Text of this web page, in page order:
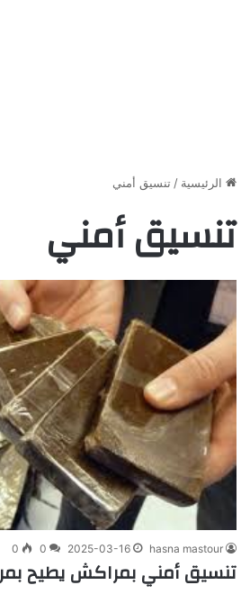
الرئيسية / تنسيق أمني
تنسيق أمني
hasna mastour
2025-03-16
0
0
تنسيق أمني بمراكش يطيح